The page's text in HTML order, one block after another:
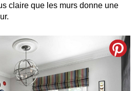
claire que les murs donne une